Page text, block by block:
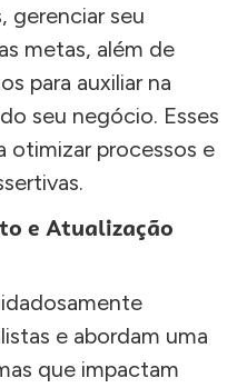
gerenciar seu
metas, além de
para auxiliar na
seu negócio. Esses
otimizar processos e
e Atualização
e abordam uma
que impactam